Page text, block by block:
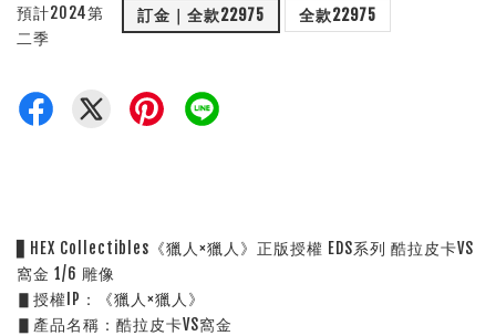
預計2024第
二季
訂金｜全款22975 全款22975
▋HEX Collectibles《獵人×獵人》正版授權 EDS系列 酷拉皮卡VS
窩金 1/6 雕像
▋授權IP：《獵人×獵人》
▋產品名稱：酷拉皮卡VS窩金